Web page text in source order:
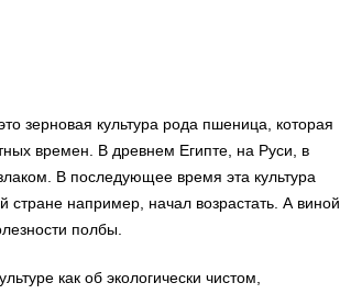
зерновая культура рода пшеница, которая
времен. В древнем Египте, на Руси, в
В последующее время эта культура
например, начал возрастать. А виной
полбы.
как об экологически чистом,